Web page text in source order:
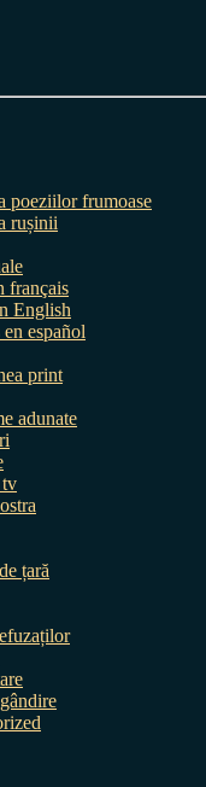
poeziilor frumoase
rușinii
français
English
español
print
adunate
țară